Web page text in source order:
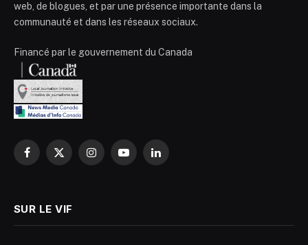
web, de blogues, et par une présence importante dans la
communauté et dans les réseaux sociaux.
Financé par le gouvernement du Canada
Facebook
X
InstagramYouTubeLinkedIn
SUR LE VIF